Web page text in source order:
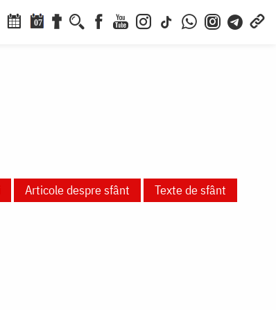
07
Articole despre sfânt
Texte de sfânt